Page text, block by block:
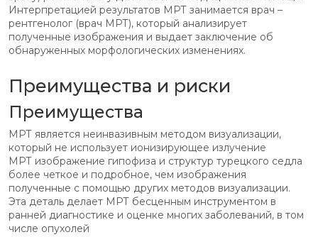
Интерпретацией результатов МРТ занимается врач –
рентгенолог (врач МРТ), который анализирует
полученные изображения и выдает заключение об
обнаруженных морфологических изменениях.
Преимущества и риски
Преимущества
МРТ является неинвазивным методом визуализации,
который не использует ионизирующее излучение
МРТ изображение гипофиза и структур турецкого седла
более четкое и подробное, чем изображения
полученные с помощью других методов визуализации.
Эта деталь делает МРТ бесценным инструментом в
ранней диагностике и оценке многих заболеваний, в том
числе опухолей